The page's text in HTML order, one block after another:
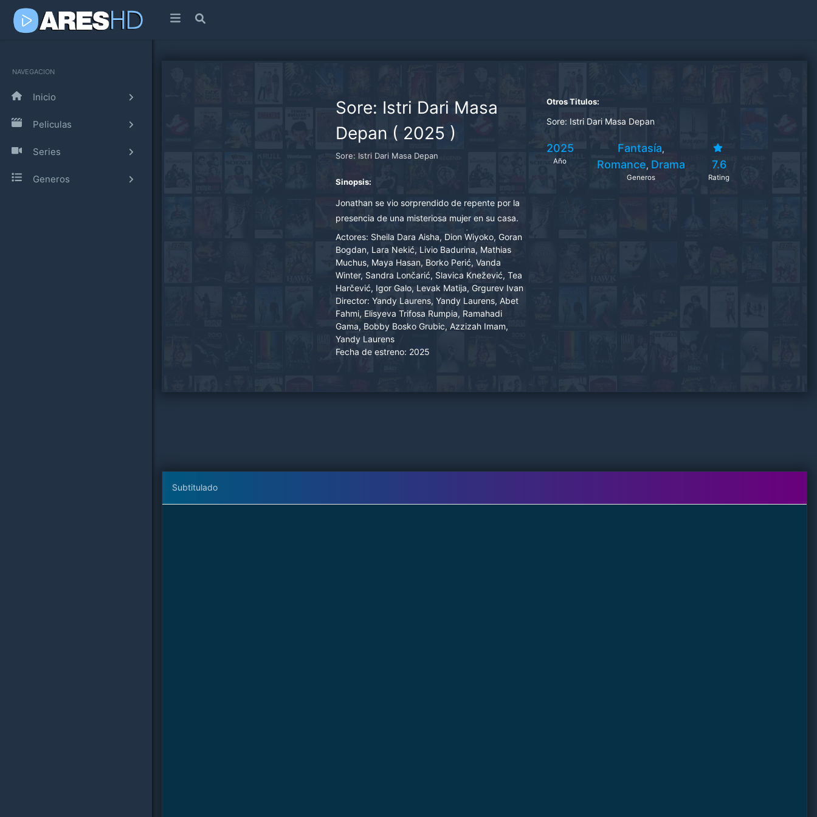
NAVEGACION
Inicio
Peliculas
Series
Generos
Sore: Istri Dari Masa
Depan ( 2025 )
Sore: Istri Dari Masa Depan
Sinopsis:
Jonathan se vio sorprendido de repente por la
presencia de una misteriosa mujer en su casa.
Aquella mañana, Jo se sobresaltó porque, de
repente, una mujer que no conocía se quedó
dormida a su lado. Dolorido.
Actores: Sheila Dara Aisha, Dion Wiyoko, Goran
Bogdan, Lara Nekić, Livio Badurina, Mathias
Muchus, Maya Hasan, Borko Perić, Vanda
Winter, Sandra Lončarić, Slavica Knežević, Tea
Harčević, Igor Galo, Levak Matija, Grgurev Ivan
Director: Yandy Laurens, Yandy Laurens, Abet
Fahmi, Elisyeva Trifosa Rumpia, Ramahadi
Gama, Bobby Bosko Grubic, Azzizah Imam,
Yandy Laurens
Fecha de estreno: 2025
Otros Titulos:
Sore: Istri Dari Masa Depan
2025
Año
Fantasía,
Romance, Drama
Generos
7.6
Rating
Subtitulado